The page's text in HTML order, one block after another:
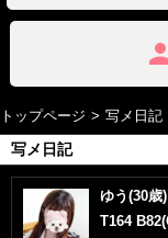
トップページ 写メ日記
写メ日記
ゆう(30歳)
T164